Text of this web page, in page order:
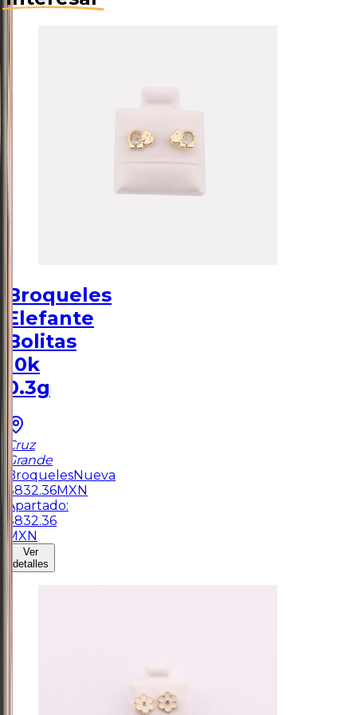
Broqueles
Elefante
Bolitas
10k
0.3g
Cruz
Grande
BroquelesNueva
$832.36MXN
Apartado:
$832.36
MXN
Ver
detalles